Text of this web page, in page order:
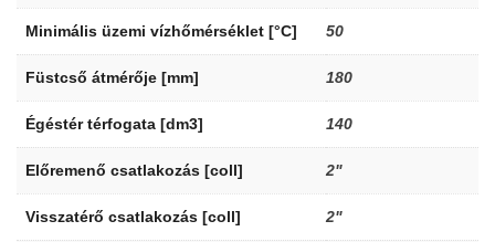
Minimális üzemi vízhőmérséklet [°C] 50
Füstcső átmérője [mm] 180
Égéstér térfogata [dm3] 140
Előremenő csatlakozás [coll] 2"
Visszatérő csatlakozás [coll] 2"